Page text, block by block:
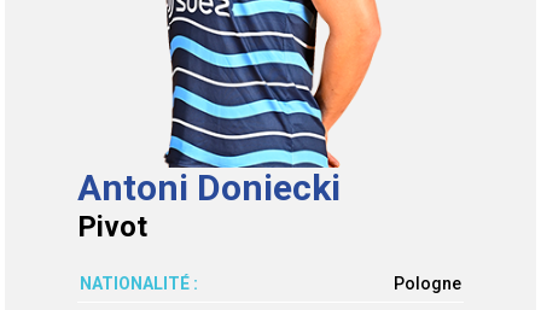
Antoni Doniecki
Pivot
NATIONALITÉ :
Pologne